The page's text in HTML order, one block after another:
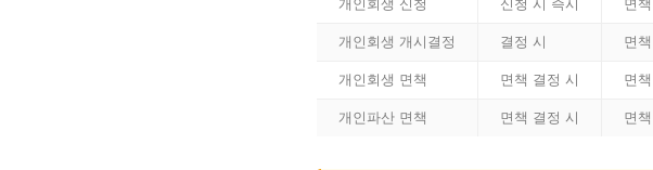
개인회생 개시결정 결정 시 면
개인회생 면책 면책 결정 시 면
개인파산 면책 면책 결정 시 면